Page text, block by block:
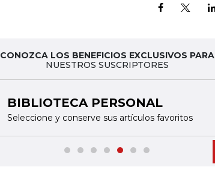
CONOZCA LOS BENEFICIOS EXCLUSIVOS PARA
NUESTROS SUSCRIPTORES
BIBLIOTECA PERSONAL
Seleccione y conserve sus artículos favoritos